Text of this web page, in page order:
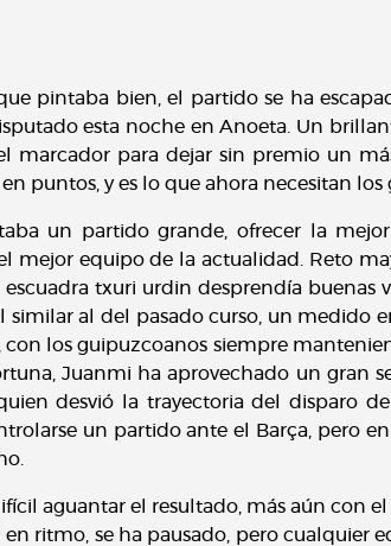
pintaba bien, el partido se ha
esta noche en Anoeta. Un
marcador para dejar sin premio un
puntos, y es lo que ahora necesitan
un partido grande, ofrecer la
mejor equipo de la actualidad. Reto
escuadra txuri urdin desprendía buenas
similar al del pasado curso, un medido
con los guipuzcoanos siempre
Juanmi ha aprovechado un gran
desvió la trayectoria del disparo
un partido ante el Barça, pero
aguantar el resultado, más aún con
en ritmo, se ha pausado, pero cualquier